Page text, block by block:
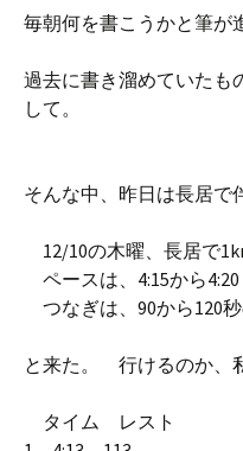
毎朝何を書こうかと筆が
過去に書き溜めていたも
して。
そんな中、昨日は長居で
12/10の木曜、長居で
ペースは、4:15から4:20
つなぎは、90から120秒
と来た。 行けるのか、
タイム レスト